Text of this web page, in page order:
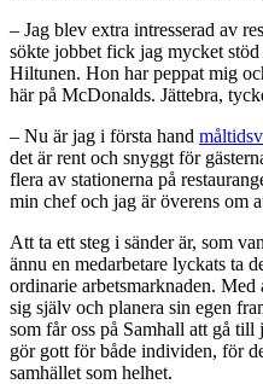
– Jag blev extra intresserad av
sökte jobbet fick jag mycket
Hiltunen. Hon har peppat mig
här på McDonalds. Jättebra,
– Nu är jag i första hand
det är rent och snyggt för
flera av stationerna på
min chef och jag är överens om
Att ta ett steg i sänder är, som
ännu en medarbetare lyckats ta
ordinarie arbetsmarknaden.
sig själv och planera sin egen
som får oss på Samhall att gå
gör gott för både individen, för
samhället som helhet.